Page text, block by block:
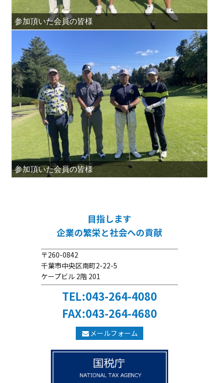
参加頂いた会員の皆様
参加頂いた会員の皆様
目指します
企業の繁栄と社会への貢献
〒260-0842
千葉市中央区南町2-22-5
ケープビル 2階 201
TEL:043-264-4080
FAX:043-264-4680
メールフォーム